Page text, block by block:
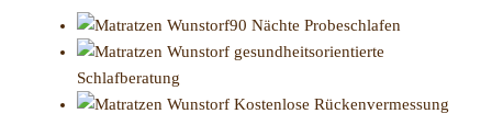
90 Nächte Probeschlafen
gesundheitsorientierte
Schlafberatung
Kostenlose Rückenvermessung